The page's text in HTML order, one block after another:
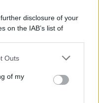
disclosure of your
on the IAB’s list of
by us to third parties
one or more Google
Outs
of my